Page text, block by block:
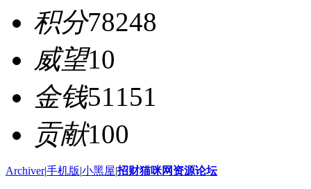
积分78248
威望10
金钱51151
贡献100
Archiver|手机版|小黑屋|招财猫咪网资源论坛